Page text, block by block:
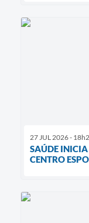
27 JUL 2026 -
SAÚDE
CENTRO